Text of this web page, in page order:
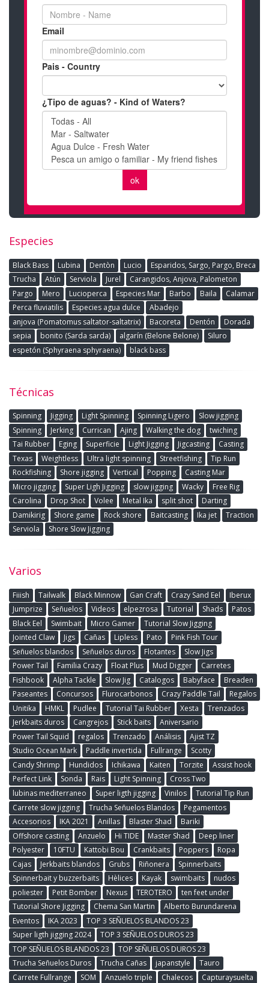
Especies
Black Bass Lubina Dentòn Lucio
Esparidos, Sargo, Pargo, Breca
Trucha
Atún Serviola Jurel
Carangidos, Anjova, Palometon
Pargo
Mero Lucioperca Especies Mar Barbo Baila
Calamar
Perca fluviatilis
Especies agua dulce
Abadejo
anjova (Pomatomus saltator-saltatrix)
Bacoreta Dentón
Dorada
sepia
bonito (Sarda sarda) algarín (Belone Belone)
Siluro
espetón (Sphyraena sphyraena)
black bass
Técnicas
Spinning Jigging Light Spinning Spinning Ligero
Slow jigging
Spinning
Jerking Currican Ajing Walking the dog
twiching
Tai Rubber
Eging Superficie Light Jigging Jigcasting
Casting
Texas
Weightless Ultra light spinning Streetfishing
Tip Run
Rockfishing
Shore jigging Vertical Popping
Casting Mar
Micro jigging
Super Ligh Jigging slow jigging Wacky
Free Rig
Carolina
Drop Shot Volee Metal Ika split shot
Darting
Damikirig
Shore game Rock shore Baitcasting Ika jet
Traction
Serviola
Shore Slow Jigging
Varios
Fiiish Tailwalk Black Minnow Gan Craft Crazy Sand Eel
Iberux
Jumprize
Señuelos Videos elpezrosa Tutorial Shads
Patos
Black Eel
Swimbait Micro Gamer
Tutorial Slow Jigging
Jointed Claw
Jigs Cañas Lipless Pato
Pink Fish Tour
Señuelos blandos
Señuelos duros Flotantes
Slow Jigs
Power Tail
Familia Crazy Float Plus Mud Digger
Carretes
Fishbook
Alpha Tackle Slow Jig Catalogos Babyface
Breaden
Paseantes
Concursos Flurocarbonos Crazy Paddle Tail
Regalos
Unitika
HMKL Pudlee Tutorial Tai Rubber Xesta
Trenzados
Jerkbaits duros
Cangrejos Stick baits
Aniversario
Power Tail Squid
regalos Trenzado Análisis
Ajist TZ
Studio Ocean Mark
Paddle invertida Fullrange
Scotty
Candy Shrimp
Hundidos Ichikawa Kaiten Torzite
Assist hook
Perfect Link
Sonda Rais Light Spinning
Cross Two
lubinas mediterraneo
Super ligth jigging Vinilos
Tutorial Tip Run
Carrete slow jigging
Trucha Señuelos Blandos
Pegamentos
Accesorios
IKA 2021 Anillas Blaster Shad
Bariki
Offshore casting
Anzuelo Hi TIDE Master Shad
Deep liner
Polyester
10FTU Kattobi Bou Crankbaits Poppers
Ropa
Cajas
Jerkbaits blandos Grubs Riñonera
Spinnerbaits
Spinnerbait y buzzerbaits
Hèlices Kayak swimbaits
nudos
poliester
Petit Bomber Nexus TEROTERO
ten feet under
Tutorial Shore Jigging
Chema San Martin
Alberto Burundarena
Eventos
IKA 2023
TOP 3 SEÑUELOS BLANDOS 23
Super ligth jigging 2024
TOP 3 SEÑUELOS DUROS 23
TOP SEÑUELOS BLANDOS 23
TOP SEÑUELOS DUROS 23
Trucha Señuelos Duros
Trucha Cañas japanstyle
Tauro
Carrete Fullrange
SOM Anzuelo triple Chalecos
Capturaysuelta